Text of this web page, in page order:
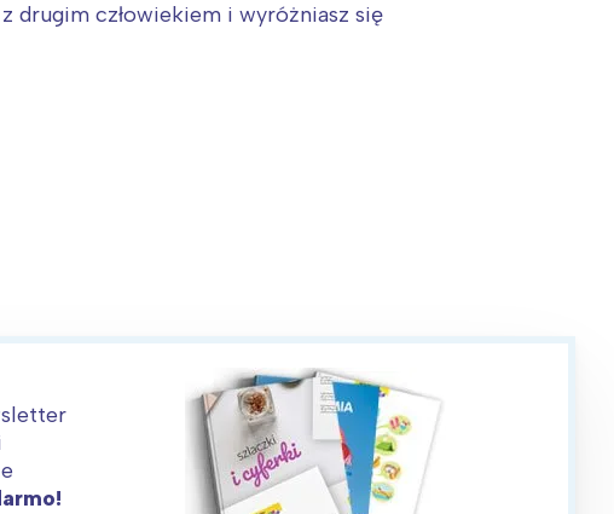
drugim człowiekiem i wyróżniasz się